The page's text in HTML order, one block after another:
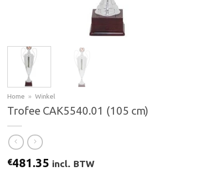
Home » Winkel
Trofee CAK5540.01 (105 cm)
€481.35 incl. BTW